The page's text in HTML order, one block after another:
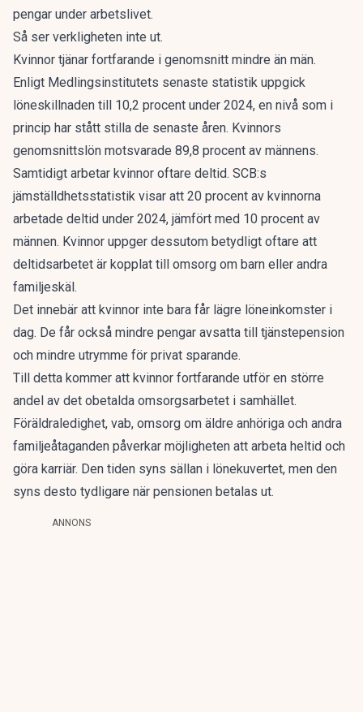
pengar under arbetslivet.
Så ser verkligheten inte ut.
Kvinnor tjänar fortfarande i genomsnitt mindre än män.
Enligt Medlingsinstitutets senaste statistik uppgick
löneskillnaden till 10,2 procent under 2024, en nivå som i
princip har stått stilla de senaste åren. Kvinnors
genomsnittslön motsvarade 89,8 procent av männens.
Samtidigt arbetar kvinnor oftare deltid. SCB:s
jämställdhetsstatistik visar att 20 procent av kvinnorna
arbetade deltid under 2024, jämfört med 10 procent av
männen. Kvinnor uppger dessutom betydligt oftare att
deltidsarbetet är kopplat till omsorg om barn eller andra
familjeskäl.
Det innebär att kvinnor inte bara får lägre löneinkomster i
dag. De får också mindre pengar avsatta till tjänstepension
och mindre utrymme för privat sparande.
Till detta kommer att kvinnor fortfarande utför en större
andel av det obetalda omsorgsarbetet i samhället.
Föräldraledighet, vab, omsorg om äldre anhöriga och andra
familjeåtaganden påverkar möjligheten att arbeta heltid och
göra karriär. Den tiden syns sällan i lönekuvertet, men den
syns desto tydligare när pensionen betalas ut.
ANNONS